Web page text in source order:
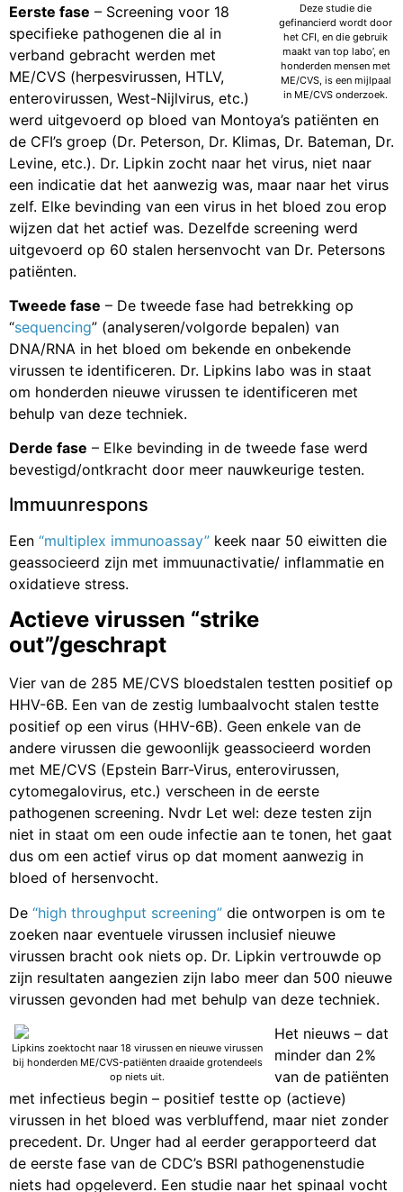
Deze studie die
gefinancierd wordt door
het CFI, en die gebruik
maakt van top labo’, en
honderden mensen met
ME/CVS, is een mijlpaal
in ME/CVS onderzoek.
Eerste fase – Screening voor 18
specifieke pathogenen die al in
verband gebracht werden met
ME/CVS (herpesvirussen, HTLV,
enterovirussen, West-Nijlvirus, etc.)
werd uitgevoerd op bloed van Montoya’s patiënten en
de CFI’s groep (Dr. Peterson, Dr. Klimas, Dr. Bateman, Dr.
Levine, etc.). Dr. Lipkin zocht naar het virus, niet naar
een indicatie dat het aanwezig was, maar naar het virus
zelf. Elke bevinding van een virus in het bloed zou erop
wijzen dat het actief was. Dezelfde screening werd
uitgevoerd op 60 stalen hersenvocht van Dr. Petersons
patiënten.
Tweede fase – De tweede fase had betrekking op
“sequencing” (analyseren/volgorde bepalen) van
DNA/RNA in het bloed om bekende en onbekende
virussen te identificeren. Dr. Lipkins labo was in staat
om honderden nieuwe virussen te identificeren met
behulp van deze techniek.
Derde fase – Elke bevinding in de tweede fase werd
bevestigd/ontkracht door meer nauwkeurige testen.
Immuunrespons
Een “multiplex immunoassay” keek naar 50 eiwitten die
geassocieerd zijn met immuunactivatie/ inflammatie en
oxidatieve stress.
Actieve virussen “strike
out”/geschrapt
Vier van de 285 ME/CVS bloedstalen testten positief op
HHV-6B. Een van de zestig lumbaalvocht stalen testte
positief op een virus (HHV-6B). Geen enkele van de
andere virussen die gewoonlijk geassocieerd worden
met ME/CVS (Epstein Barr-Virus, enterovirussen,
cytomegalovirus, etc.) verscheen in de eerste
pathogenen screening. Nvdr Let wel: deze testen zijn
niet in staat om een oude infectie aan te tonen, het gaat
dus om een actief virus op dat moment aanwezig in
bloed of hersenvocht.
De “high throughput screening” die ontworpen is om te
zoeken naar eventuele virussen inclusief nieuwe
virussen bracht ook niets op. Dr. Lipkin vertrouwde op
zijn resultaten aangezien zijn labo meer dan 500 nieuwe
virussen gevonden had met behulp van deze techniek.
Lipkins zoektocht naar 18 virussen en nieuwe virussen
bij honderden ME/CVS-patiënten draaide grotendeels
op niets uit.
Het nieuws – dat
minder dan 2%
van de patiënten
met infectieus begin – positief testte op (actieve)
virussen in het bloed was verbluffend, maar niet zonder
precedent. Dr. Unger had al eerder gerapporteerd dat
de eerste fase van de CDC’s BSRI pathogenenstudie
niets had opgeleverd. Een studie naar het spinaal vocht